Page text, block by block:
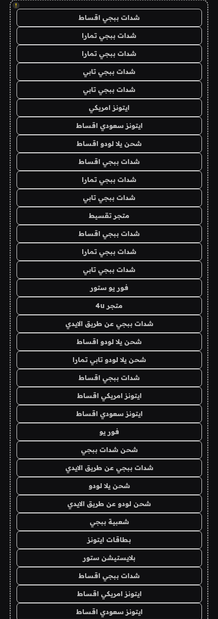
!
شدات ببجي اقساط
شدات ببجي تمارا
شدات ببجي تمارا
شدات ببجي تابي
شدات ببجي تابي
ايتونز امريكي
ايتونز سعودي اقساط
شحن يلا لودو اقساط
شدات ببجي اقساط
شدات ببجي تمارا
شدات ببجي تابي
متجر تقسيط
شدات ببجي اقساط
شدات ببجي تمارا
شدات ببجي تابي
فور يو ستور
متجر 4u
شدات ببجي عن طريق الايدي
شحن يلا لودو اقساط
شحن يلا لودو تابي تمارا
شدات ببجي اقساط
ايتونز امريكي اقساط
ايتونز سعودي اقساط
فور يو
شحن شدات ببجي
شدات ببجي عن طريق الايدي
شحن يلا لودو
شحن لودو عن طريق الايدي
شعبية ببجي
بطاقات ايتونز
بلايستيشن ستور
شدات ببجي اقساط
ايتونز امريكي اقساط
ايتونز سعودي اقساط